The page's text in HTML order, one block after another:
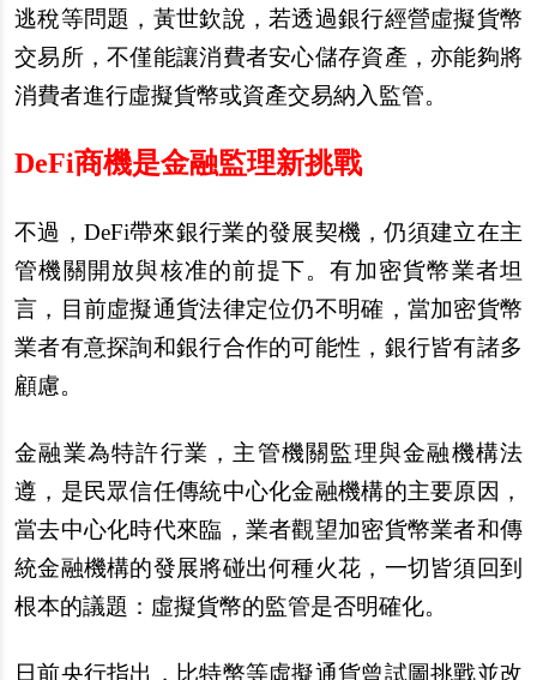
逃稅等問題，黃世欽說，若透過銀行經營虛擬貨幣
交易所，不僅能讓消費者安心儲存資產，亦能夠將
消費者進行虛擬貨幣或資產交易納入監管。
DeFi商機是金融監理新挑戰
不過，DeFi帶來銀行業的發展契機，仍須建立在主
管機關開放與核准的前提下。有加密貨幣業者坦
言，目前虛擬通貨法律定位仍不明確，當加密貨幣
業者有意探詢和銀行合作的可能性，銀行皆有諸多
顧慮。
金融業為特許行業，主管機關監理與金融機構法
遵，是民眾信任傳統中心化金融機構的主要原因，
當去中心化時代來臨，業者觀望加密貨幣業者和傳
統金融機構的發展將碰出何種火花，一切皆須回到
根本的議題：虛擬貨幣的監管是否明確化。
日前央行指出，比特幣等虛擬通貨曾試圖挑戰並改